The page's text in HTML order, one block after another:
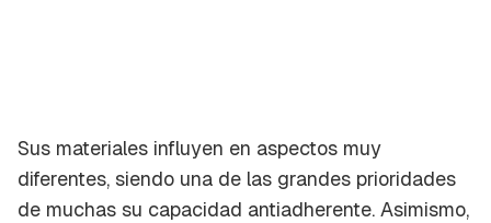
Sus materiales influyen en aspectos muy
diferentes, siendo una de las grandes prioridades
de muchas su capacidad antiadherente. Asimismo,